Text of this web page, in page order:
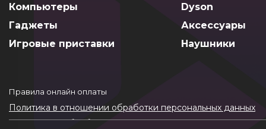
Компьютеры
Dyson
Гаджеты
Аксессуары
Игровые приставки
Наушники
Правила онлайн оплаты
Политика в отношении обработки персональных данных
Согласие на обработку ПДн